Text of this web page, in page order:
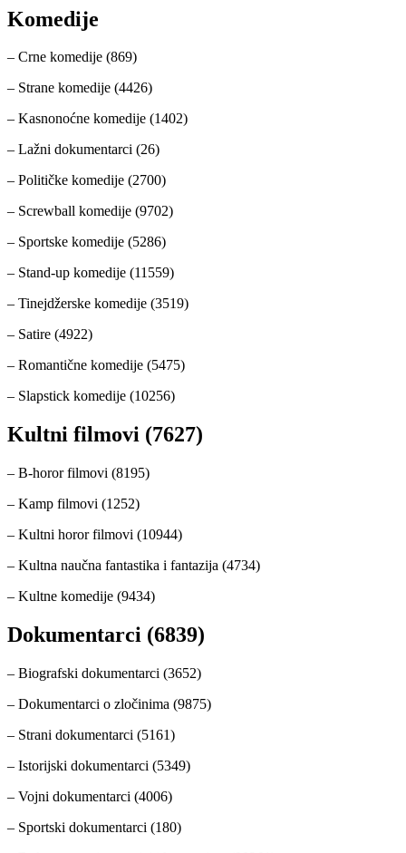
Komedije
– Crne komedije (869)
– Strane komedije (4426)
– Kasnonoćne komedije (1402)
– Lažni dokumentarci (26)
– Političke komedije (2700)
– Screwball komedije (9702)
– Sportske komedije (5286)
– Stand-up komedije (11559)
– Tinejdžerske komedije (3519)
– Satire (4922)
– Romantične komedije (5475)
– Slapstick komedije (10256)
Kultni filmovi (7627)
– B-horor filmovi (8195)
– Kamp filmovi (1252)
– Kultni horor filmovi (10944)
– Kultna naučna fantastika i fantazija (4734)
– Kultne komedije (9434)
Dokumentarci (6839)
– Biografski dokumentarci (3652)
– Dokumentarci o zločinima (9875)
– Strani dokumentarci (5161)
– Istorijski dokumentarci (5349)
– Vojni dokumentarci (4006)
– Sportski dokumentarci (180)